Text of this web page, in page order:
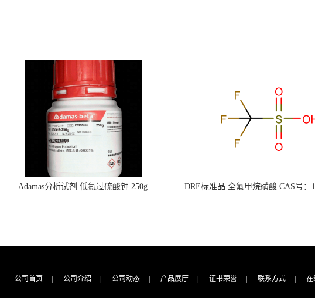
Adamas分析试剂 低氮过硫酸钾 250g
DRE标准品 全氟甲烷磺酸 CAS号：
公司首页 | 公司介绍 | 公司动态 | 产品展厅 | 证书荣誉 | 联系方式 | 在